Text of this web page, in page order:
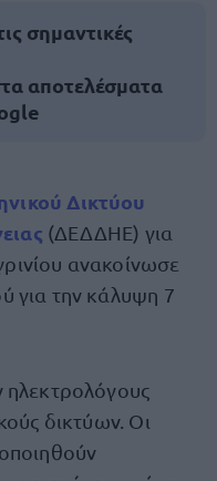
σημαντικές
αποτελέσματα
Δικτύου
(ΔΕΔΔΗΕ) για
ανακοίνωσε
για την κάλυψη 7
δικτύων. Οι